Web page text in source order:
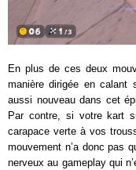
En plus de ces deux
manière dirigée en calant
aussi nouveau dans cet
Par contre, si votre kart
carapace verte à vos
mouvement n’a donc pas
nerveux au gameplay qui